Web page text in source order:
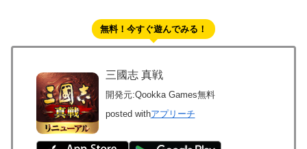
無料！今すぐ遊んでみる！
三國志 真戦
開発元:Qookka Games無料
posted withアプリーチ